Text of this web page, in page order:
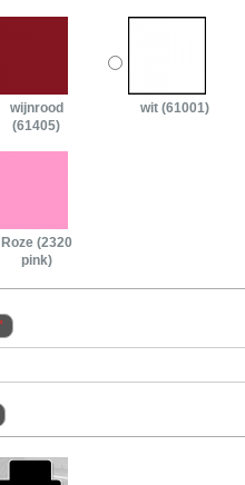
wijnrood
(61405)
wit (61001)
Roze (2320
pink)